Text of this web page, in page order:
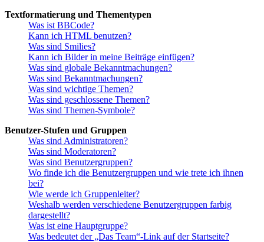
Textformatierung und Thementypen
Was ist BBCode?
Kann ich HTML benutzen?
Was sind Smilies?
Kann ich Bilder in meine Beiträge einfügen?
Was sind globale Bekanntmachungen?
Was sind Bekanntmachungen?
Was sind wichtige Themen?
Was sind geschlossene Themen?
Was sind Themen-Symbole?
Benutzer-Stufen und Gruppen
Was sind Administratoren?
Was sind Moderatoren?
Was sind Benutzergruppen?
Wo finde ich die Benutzergruppen und wie trete ich ihnen
bei?
Wie werde ich Gruppenleiter?
Weshalb werden verschiedene Benutzergruppen farbig
dargestellt?
Was ist eine Hauptgruppe?
Was bedeutet der „Das Team“-Link auf der Startseite?